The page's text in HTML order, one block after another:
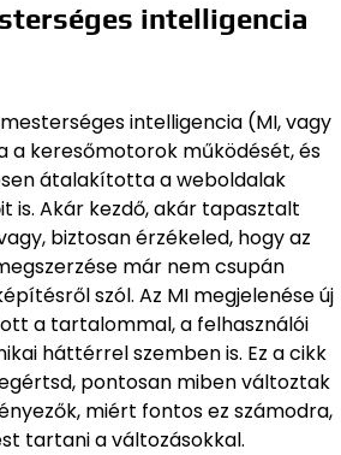
intelligencia
intelligencia (MI, vagy
keresőmotorok működését, és
átalakította a weboldalak
is. Akár kezdő, akár tapasztalt
biztosan érzékeled, hogy az
már nem csupán
szól. Az MI megjelenése új
a tartalommal, a felhasználói
háttérrel szemben is. Ez a cikk
pontosan miben változtak
miért fontos ez számodra,
tartani a változásokkal.